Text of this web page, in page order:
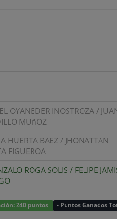
OYANEDER INOSTROZA/
MUñOZ
HUERTA BAEZ/ JHONATTAN
FIGUEROA
ROGA SOLIS / FELIPE
240 puntos - Puntos Ganados